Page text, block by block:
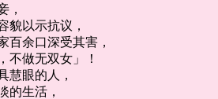
，
貌以示抗议，
百余口深受其害，
不做无双女」！
慧眼的人，
的生活，